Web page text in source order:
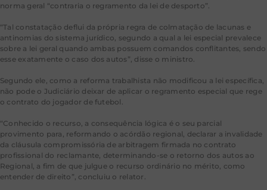
norma geral “contraria o regramento da lei de desporto”.
“Tal constatação deflui da própria regra de colmatação de lacunas e
antinomias do sistema jurídico, segundo a qual a lei especial prevalece
sobre a lei geral quando ambas possuem comandos conflitantes, sendo
esse exatamente o caso dos autos”, disse o ministro.
Segundo ele, como a reforma trabalhista não modificou a lei específica,
não pode o Judiciário deixar de aplicar o regramento especial que rege
o contrato do jogador de futebol.
“Conhecido o recurso, a consequência lógica é o seu parcial
provimento para, reformando o acórdão regional, declarar a invalidade
da cláusula compromissória de arbitragem firmada no contrato
profissional do reclamante, determinando-se o retorno dos autos ao
Regional, a fim de que julgue o recurso ordinário no mérito, como
entender de direito”, concluiu o relator.